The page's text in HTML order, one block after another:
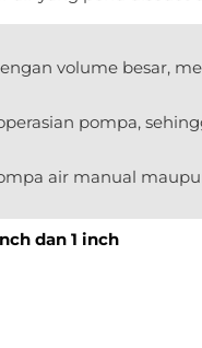
volume besar,
pompa,
air manual
dan 1 inch